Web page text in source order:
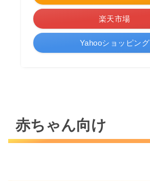
楽天市場
Yahooショッピング
赤ちゃん向け